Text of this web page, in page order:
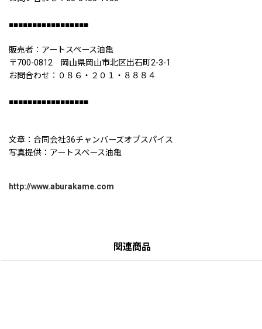
■■■■■■■■■■■■■■■■■
販売者︰アートスペース油亀
〒700-0812 岡山県岡山市北区出石町2-3-1
お問合わせ︰０８６・２０１・８８８４
■■■■■■■■■■■■■■■■■
文章：合同会社36チャンバーズオブスパイス
写真提供：アートスペース油亀
http://www.aburakame.com
関連商品